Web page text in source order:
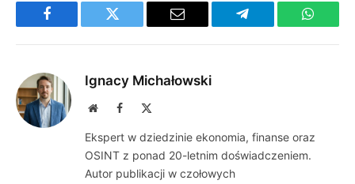
Facebook Twitter Email Telegram
Ignacy Michałowski
WebsiteFacebook
Ekspert w dziedzinie ekonomia, finanse oraz
OSINT z ponad 20-letnim doświadczeniem.
Autor publikacji w czołowych